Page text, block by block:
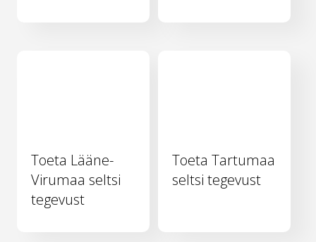
Toeta Lääne-
Virumaa seltsi
tegevust
Toeta Tartumaa
seltsi tegevust